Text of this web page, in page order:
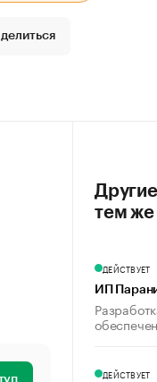
тем
ДЕЙСТВУЕТ
ИП
ДЕЙСТВУЕТ